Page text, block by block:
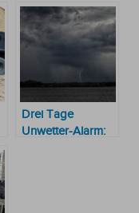
Drei Tage
Unwetter-Alarm: